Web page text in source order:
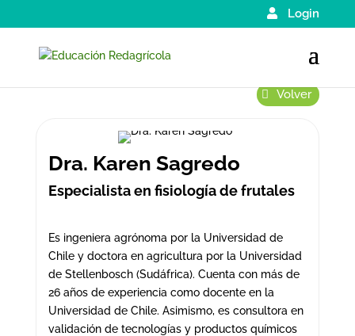
Login
Volver
Dra. Karen Sagredo
Especialista en fisiología de frutales
Es ingeniera agrónoma por la Universidad de
Chile y doctora en agricultura por la Universidad
de Stellenbosch (Sudáfrica). Cuenta con más de
26 años de experiencia como docente en la
Universidad de Chile. Asimismo, es consultora en
validación de tecnologías y productos químicos